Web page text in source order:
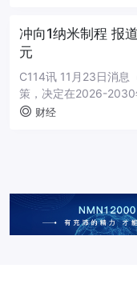
冲向1纳米制程 报
元
C114讯 11月23日消息
策，决定在2026-2030
芯片生产设施仍将成本
财经